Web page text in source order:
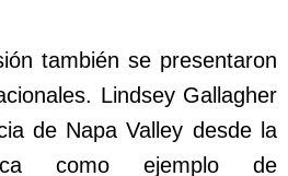
también se presentaron
Lindsey Gallagher
de Napa Valley desde la
como ejemplo de